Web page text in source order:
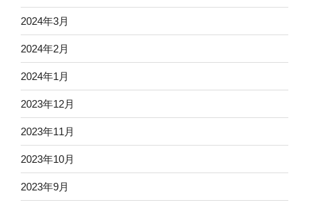
2024年3月
2024年2月
2024年1月
2023年12月
2023年11月
2023年10月
2023年9月